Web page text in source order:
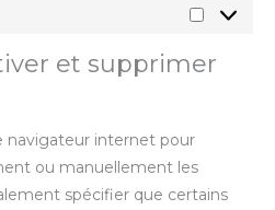
et supprimer
navigateur internet pour
ou manuellement les
spécifier que certains